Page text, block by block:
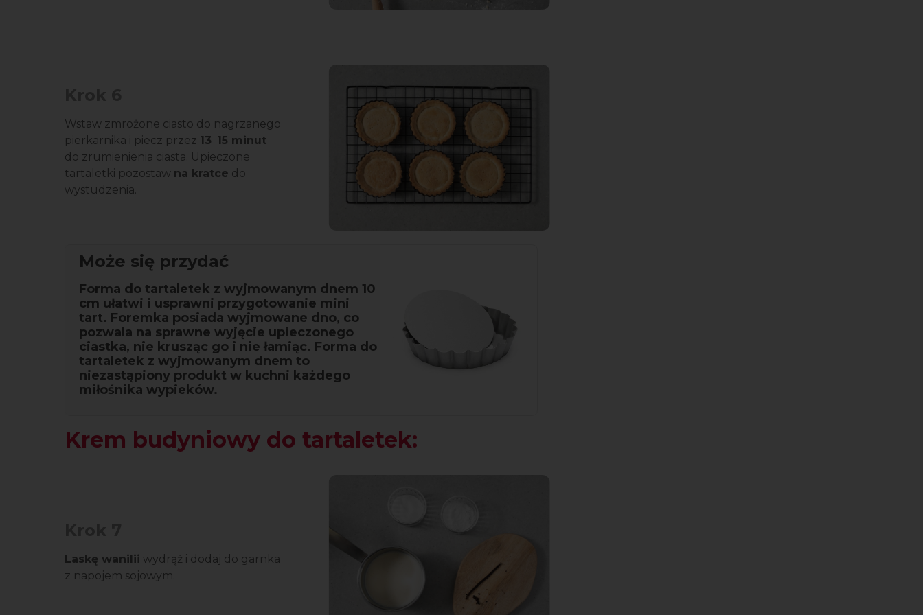
Wstaw zmrożone ciasto do nagrzanego
pierkarnika i piecz przez 13–15 minut
do zrumienienia ciasta. Upieczone
tartaletki pozostaw na kratce do
wystudzenia.
Może się przydać
Forma do tartaletek z wyjmowanym dnem 10
cm ułatwi i usprawni przygotowanie mini
tart. Foremka posiada wyjmowane dno, co
pozwala na sprawne wyjęcie upieczonego
ciastka, nie krusząc go i nie łamiąc. Forma do
tartaletek z wyjmowanym dnem to
niezastąpiony produkt w kuchni każdego
miłośnika wypieków.
Krem budyniowy do tartaletek:
Laskę wanilii wydrąż i dodaj do garnka
z napojem sojowym.